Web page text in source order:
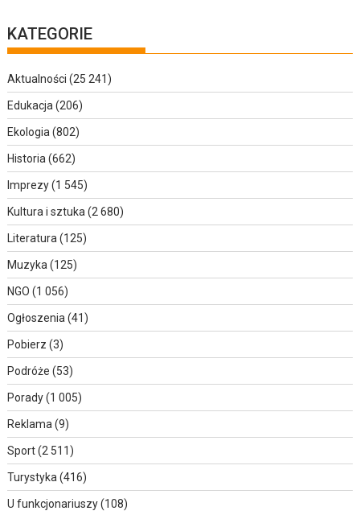
KATEGORIE
Aktualności (25 241)
Edukacja(206)
Ekologia(802)
Historia(662)
Imprezy(1 545)
Kultura i sztuka(2 680)
Literatura(125)
Muzyka(125)
NGO (1 056)
Ogłoszenia(41)
Pobierz (3)
Podróże (53)
Porady(1 005)
Reklama(9)
Sport(2 511)
Turystyka(416)
U funkcjonariuszy(108)